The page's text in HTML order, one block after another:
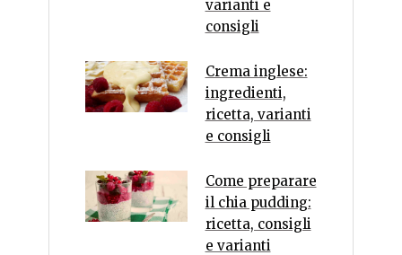
varianti e
consigli
Crema inglese:
ingredienti,
ricetta, varianti
e consigli
Come preparare
il chia pudding:
ricetta, consigli
e varianti